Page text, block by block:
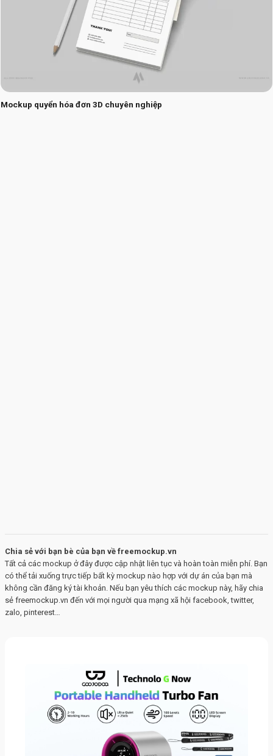
Mockup quyển hóa đơn 3D chuyên nghiệp
Chia sẻ với bạn bè của bạn về freemockup.vn
Tất cả các mockup ở đây được cập nhật liên tục và hoàn toàn miễn phí. Bạn
có thể tải xuống trực tiếp bất kỳ mockup nào hợp với dự án của bạn mà
không cần đăng ký tài khoản. Nếu bạn yêu thích các mockup này, hãy chia
sẻ freemockup.vn đến với mọi người qua mạng xã hội facebook, twitter,
zalo, pinterest…